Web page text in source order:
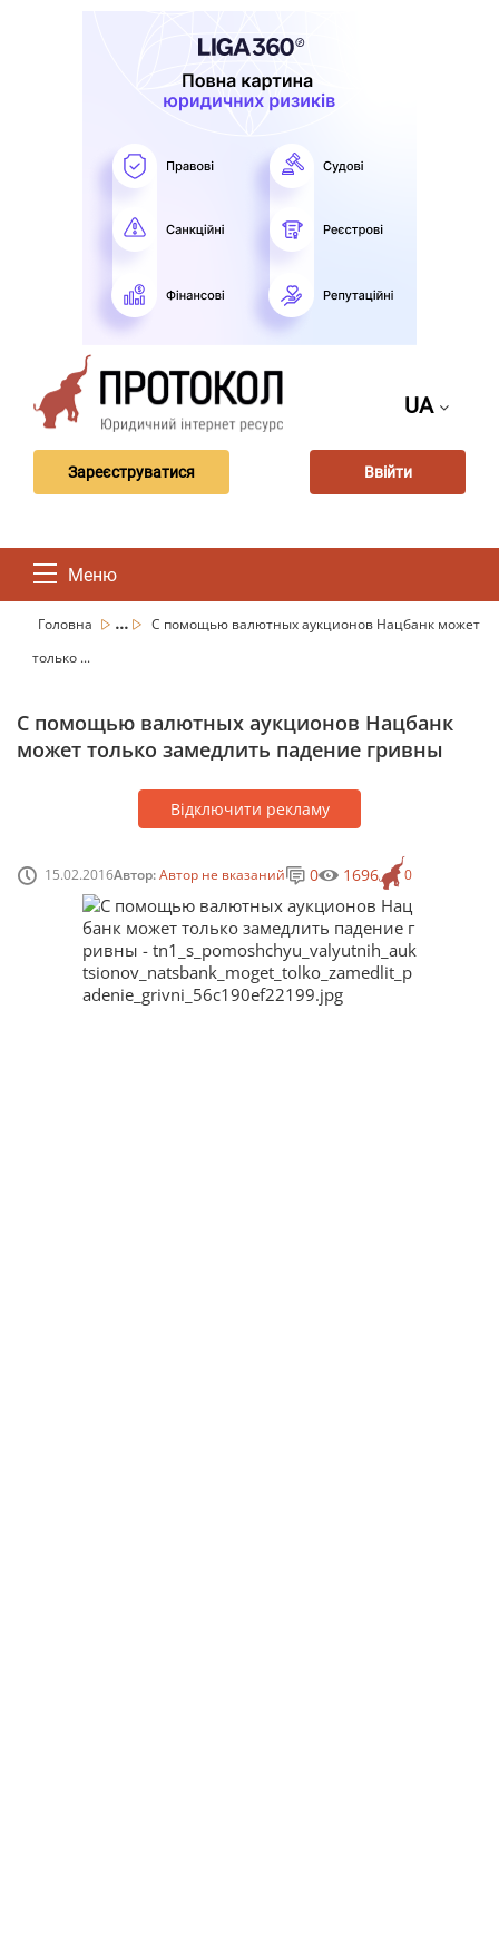
UA
Зареєструватися Ввійти
Меню
Головна ...
С помощью валютных аукционов Нацбанк может
только ...
С помощью валютных аукционов Нацбанк
может только замедлить падение гривны
Відключити рекламу
15.02.2016Автор:Автор не вказаний 0
0 1696